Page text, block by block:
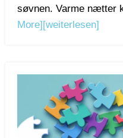
søvnen. Varme nætter
More] [weiterlesen]